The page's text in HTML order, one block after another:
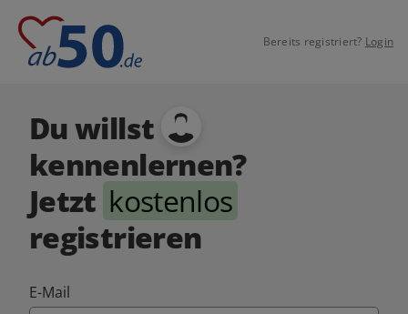
Bereits registriert? Login
Du willst
kennenlernen?
Jetzt kostenlos
registrieren
E-Mail